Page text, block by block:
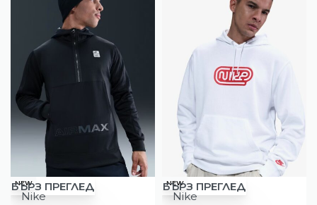
-20%
NEW
БЪРЗ ПРЕГЛЕД
Nike
-21%
NEW
БЪРЗ ПРЕГЛЕД
Nike